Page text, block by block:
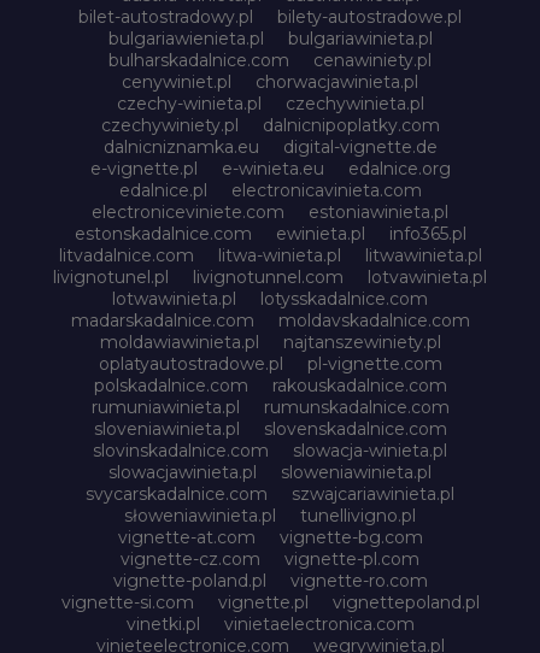
bilet-autostradowy.pl
bilety-autostradowe.pl
bulgariawienieta.pl
bulgariawinieta.pl
bulharskadalnice.com
cenawiniety.pl
cenywiniet.pl
chorwacjawinieta.pl
czechy-winieta.pl
czechywinieta.pl
czechywiniety.pl
dalnicnipoplatky.com
dalnicniznamka.eu
digital-vignette.de
e-vignette.pl
e-winieta.eu
edalnice.org
edalnice.pl
electronicavinieta.com
electroniceviniete.com
estoniawinieta.pl
estonskadalnice.com
ewinieta.pl
info365.pl
litvadalnice.com
litwa-winieta.pl
litwawinieta.pl
livignotunel.pl
livignotunnel.com
lotvawinieta.pl
lotwawinieta.pl
lotysskadalnice.com
madarskadalnice.com
moldavskadalnice.com
moldawiawinieta.pl
najtanszewiniety.pl
oplatyautostradowe.pl
pl-vignette.com
polskadalnice.com
rakouskadalnice.com
rumuniawinieta.pl
rumunskadalnice.com
sloveniawinieta.pl
slovenskadalnice.com
slovinskadalnice.com
slowacja-winieta.pl
slowacjawinieta.pl
sloweniawinieta.pl
svycarskadalnice.com
szwajcariawinieta.pl
słoweniawinieta.pl
tunellivigno.pl
vignette-at.com
vignette-bg.com
vignette-cz.com
vignette-pl.com
vignette-poland.pl
vignette-ro.com
vignette-si.com
vignette.pl
vignettepoland.pl
vinetki.pl
vinietaelectronica.com
vinieteelectronice.com
wegrywinieta.pl